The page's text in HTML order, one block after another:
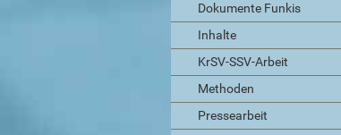
Dokumente Funkis
Inhalte
KrSV-SSV-Arbeit
Methoden
Pressearbeit